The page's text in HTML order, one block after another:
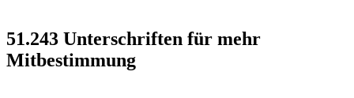
51.243 Unterschriften für mehr
Mitbestimmung